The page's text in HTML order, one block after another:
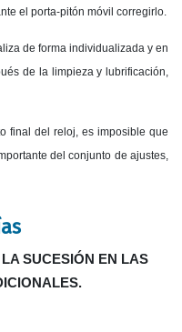
el porta-pitón móvil corregirlo.
de forma individualizada y en
de la limpieza y lubrificación,
final del reloj, es imposible que
del conjunto de ajustes,
SUCESIÓN EN LAS